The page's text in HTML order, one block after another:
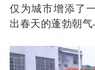
仅为城市增添了
出春天的蓬勃朝气